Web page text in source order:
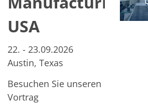
USA
22. - 23.09.2026
Austin, Texas
Besuchen Sie unseren
Vortrag